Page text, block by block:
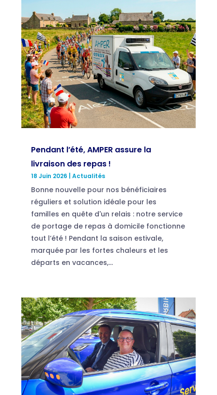
Pendant l’été, AMPER assure la
livraison des repas !
18 Juin 2026 Actualités
Bonne nouvelle pour nos bénéficiaires
réguliers et solution idéale pour les
familles en quête d'un relais : notre service
de portage de repas à domicile fonctionne
tout l’été ! Pendant la saison estivale,
marquée par les fortes chaleurs et les
départs en vacances,...